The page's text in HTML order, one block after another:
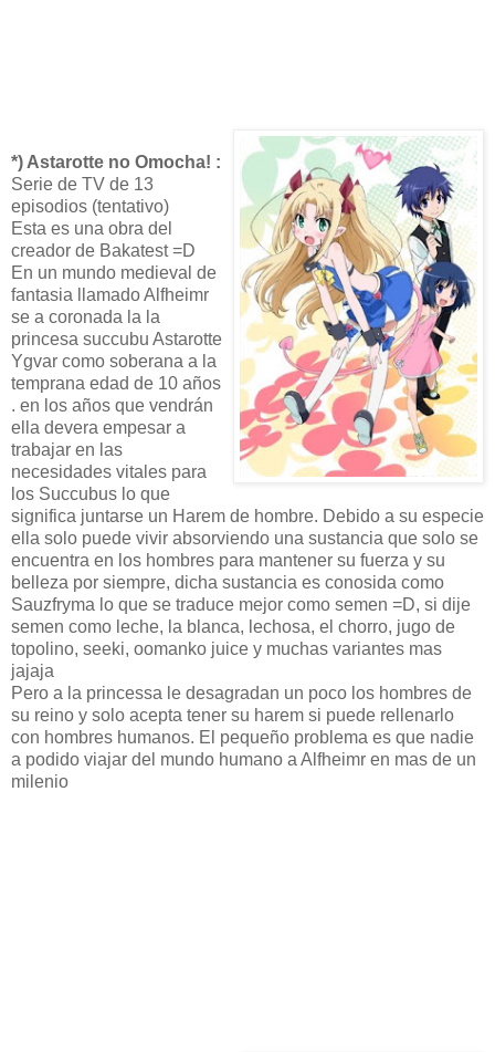
*) Astarotte no Omocha! :
Serie de TV de 13
episodios (tentativo)
Esta es una obra del
creador de Bakatest =D
En un mundo medieval de
fantasia llamado Alfheimr
se a coronada la la
princesa succubu Astarotte
Ygvar como soberana a la
temprana edad de 10 años
. en los años que vendrán
ella devera empesar a
trabajar en las
necesidades vitales para
los Succubus lo que
significa juntarse un Harem de hombre. Debido a su especie
ella solo puede vivir absorviendo una sustancia que solo se
encuentra en los hombres para mantener su fuerza y su
belleza por siempre, dicha sustancia es conosida como
Sauzfryma lo que se traduce mejor como semen =D, si dije
semen como leche, la blanca, lechosa, el chorro, jugo de
topolino, seeki, oomanko juice y muchas variantes mas
jajaja
Pero a la princessa le desagradan un poco los hombres de
su reino y solo acepta tener su harem si puede rellenarlo
con hombres humanos. El pequeño problema es que nadie
a podido viajar del mundo humano a Alfheimr en mas de un
milenio